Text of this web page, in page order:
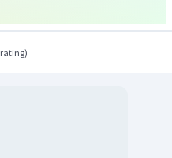
rating)